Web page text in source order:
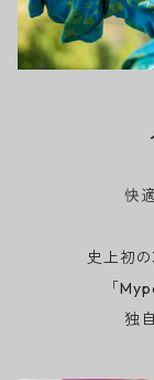
快
史上初
「
独